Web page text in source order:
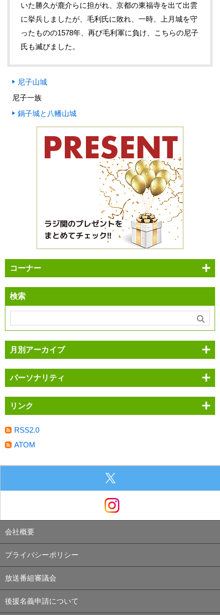
いた勝久が鹿介らに担がれ、京都の東福寺を出て出雲
に挙兵しましたが、毛利氏に敗れ、一時、上月城を守
ったものの1578年、再び毛利軍に負け、こちらの尼子
氏も滅びました。
尼子山城
尼子一族
鍋子城と八幡山城
コーナー
検索
月別アーカイブ
パーソナリティ
リンク
RSS2.0
ATOM
会社概要
プライバシーポリシー
放送番組審議会
後援名義申請について